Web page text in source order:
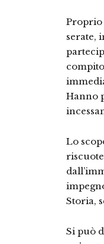
Proprio
serate,
Hanno
Lo
Storia,
Si può